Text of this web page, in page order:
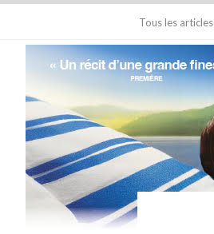
Tous les articles